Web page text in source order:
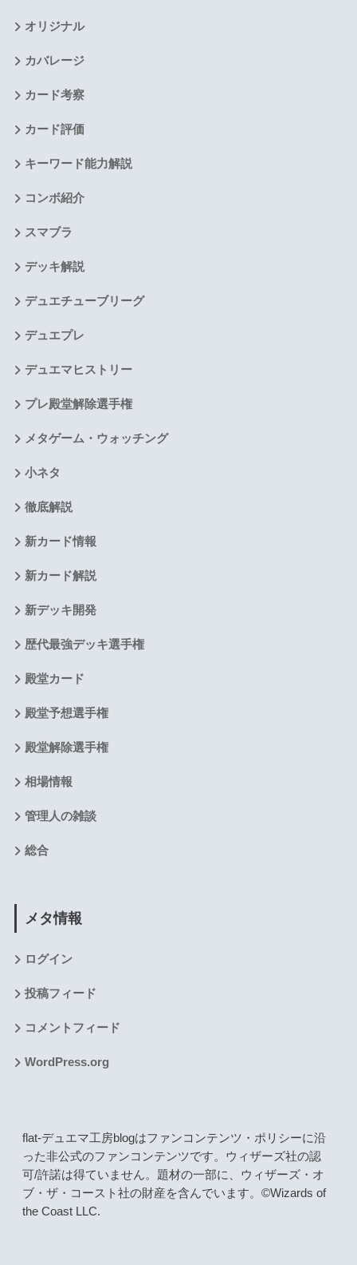
オリジナル
カバレージ
カード考察
カード評価
キーワード能力解説
コンボ紹介
スマブラ
デッキ解説
デュエチューブリーグ
デュエプレ
デュエマヒストリー
プレ殿堂解除選手権
メタゲーム・ウォッチング
小ネタ
徹底解説
新カード情報
新カード解説
新デッキ開発
歴代最強デッキ選手権
殿堂カード
殿堂予想選手権
殿堂解除選手権
相場情報
管理人の雑談
総合
メタ情報
ログイン
投稿フィード
コメントフィード
WordPress.org
flat-デュエマ工房blogはファンコンテンツ・ポリシーに沿
った非公式のファンコンテンツです。ウィザーズ社の認
可/許諾は得ていません。題材の一部に、ウィザーズ・オ
ブ・ザ・コースト社の財産を含んでいます。©Wizards of
the Coast LLC.